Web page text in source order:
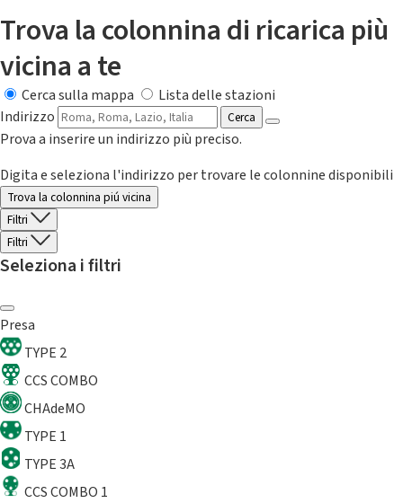
Trova la colonnina di ricarica più
vicina a te
Cerca sulla mappa
Lista delle stazioni
Indirizzo
Cerca
Prova a inserire un indirizzo più preciso.
Digita e seleziona l'indirizzo per trovare le colonnine disponibili
Trova la colonnina piú vicina
Filtri
Filtri
Seleziona i filtri
Presa
TYPE 2
CCS COMBO
CHAdeMO
TYPE 1
TYPE 3A
CCS COMBO 1